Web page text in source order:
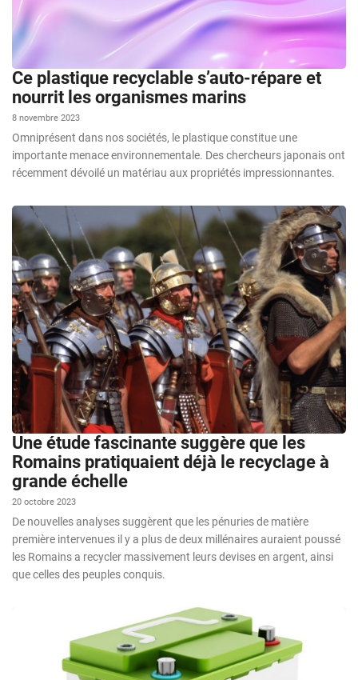
Ce plastique recyclable s’auto-répare et
nourrit les organismes marins
8 novembre 2023
Omniprésent dans nos sociétés, le plastique constitue une
importante menace environnementale. Des chercheurs japonais ont
récemment dévoilé un matériau aux propriétés impressionnantes.
Une étude fascinante suggère que les
Romains pratiquaient déjà le recyclage à
grande échelle
20 octobre 2023
De nouvelles analyses suggèrent que les pénuries de matière
première intervenues il y a plus de deux millénaires auraient poussé
les Romains a recycler massivement leurs devises en argent, ainsi
que celles des peuples conquis.